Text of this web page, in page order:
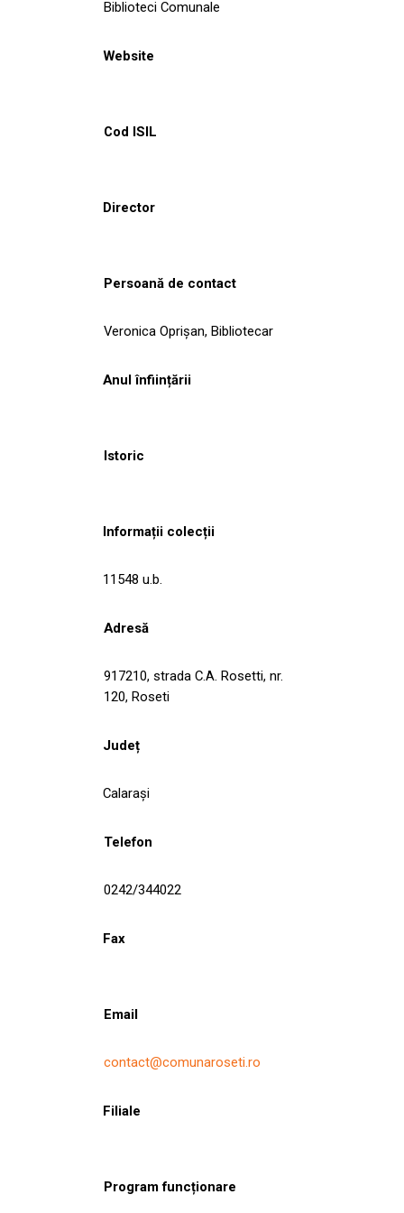
Biblioteci Comunale
Website
Cod ISIL
Director
Persoană de contact
Veronica Oprişan, Bibliotecar
Anul înființării
Istoric
Informații colecții
11548 u.b.
Adresă
917210, strada C.A. Rosetti, nr.
120, Roseti
Județ
Calarași
Telefon
0242/344022
Fax
Email
contact@comunaroseti.ro
Filiale
Program funcționare